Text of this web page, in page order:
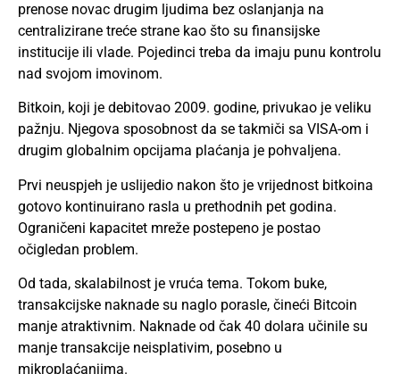
prenose novac drugim ljudima bez oslanjanja na
centralizirane treće strane kao što su finansijske
institucije ili vlade. Pojedinci treba da imaju punu kontrolu
nad svojom imovinom.
Bitkoin, koji je debitovao 2009. godine, privukao je veliku
pažnju. Njegova sposobnost da se takmiči sa VISA-om i
drugim globalnim opcijama plaćanja je pohvaljena.
Prvi neuspjeh je uslijedio nakon što je vrijednost bitkoina
gotovo kontinuirano rasla u prethodnih pet godina.
Ograničeni kapacitet mreže postepeno je postao
očigledan problem.
Od tada, skalabilnost je vruća tema. Tokom buke,
transakcijske naknade su naglo porasle, čineći Bitcoin
manje atraktivnim. Naknade od čak 40 dolara učinile su
manje transakcije neisplativim, posebno u
mikroplaćanjima.